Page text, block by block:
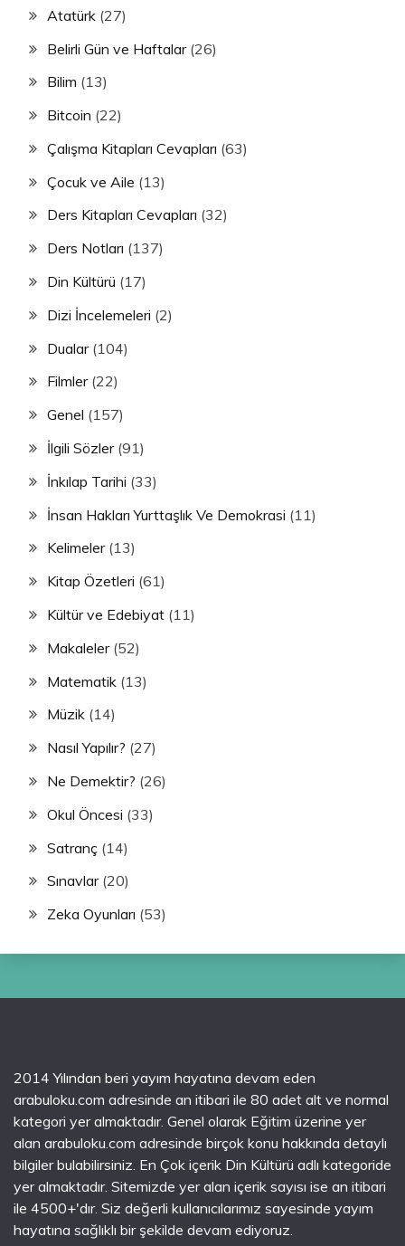
Atatürk (27)
Belirli Gün ve Haftalar(26)
Bilim (13)
Bitcoin (22)
Çalışma Kitapları Cevapları (63)
Çocuk ve Aile (13)
Ders Kitapları Cevapları (32)
Ders Notları (137)
Din Kültürü (17)
Dizi İncelemeleri (2)
Dualar(104)
Filmler(22)
Genel (157)
İlgili Sözler(91)
İnkılap Tarihi (33)
İnsan Hakları Yurttaşlık Ve Demokrasi (11)
Kelimeler(13)
Kitap Özetleri (61)
Kültür ve Edebiyat (11)
Makaleler(52)
Matematik (13)
Müzik (14)
Nasıl Yapılır? (27)
Ne Demektir? (26)
Okul Öncesi (33)
Satranç (14)
Sınavlar(20)
Zeka Oyunları (53)
2014 Yılından beri yayım hayatına devam eden
arabuloku.com adresinde an itibari ile 80 adet alt ve normal
kategori yer almaktadır. Genel olarak Eğitim üzerine yer
alan arabuloku.com adresinde birçok konu hakkında detaylı
bilgiler bulabilirsiniz. En Çok içerik Din Kültürü adlı kategoride
yer almaktadır. Sitemizde yer alan içerik sayısı ise an itibari
ile 4500+'dır. Siz değerli kullanıcılarımız sayesinde yayım
hayatına sağlıklı bir şekilde devam ediyoruz.